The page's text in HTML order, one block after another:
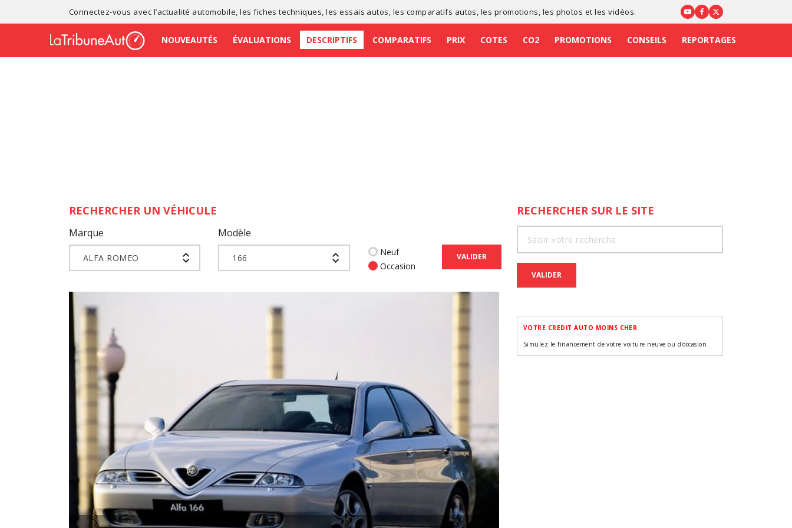
Connectez-vous avec l’actualité automobile , lesfiches techniques , lesessais autos , les comparatifs autos , les promotions , les photos et les vidéos.
NOUVEAUTÉS ÉVALUATIONS DESCRIPTIFS COMPARATIFS PRIX COTES CO2 PROMOTIONS CONSEILS REPORTAGES
RECHERCHER UN VÉHICULE
Marque
ALFA ROMEO
Modèle
166
Neuf
Occasion
VALIDER
RECHERCHER SUR LE SITE
VALIDER
VOTRE CREDIT AUTO MOINS CHER
Simulez le financement de votre voiture neuve ou d'occasion